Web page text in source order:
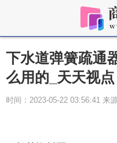
下水道弹簧疏通
么用的_天天视点
时间：2023-05-22 03:56:41 来